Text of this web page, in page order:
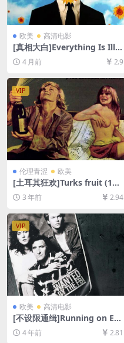
欧美 高清电影
[真相大白]Everything Is Illu
minated (2005)[百度网盘+夸
克网盘1080P超清未删减资源]
[网盘在线播放/下载][MP4/7G
B][中文字幕]
4 月前 2.9
VIP
伦理青涩 欧美
[土耳其狂欢]Turks fruit (197
3)[百度网盘+迅雷云盘资源10
80P超清未删减][MP4/3GB]
[原声中字]【手机无法在线播
放，请下载防和谐压缩包（含
解压密码）】
3 年前 2.94
VIP
欧美 高清电影
[不设限通缉]Running on Em
pty (1988)[百度网盘+迅雷云
盘资源1080P超清未删减][MP
4 年前 2.81